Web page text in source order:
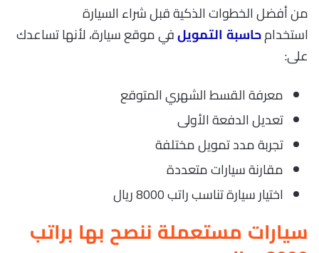
من أفضل الخطوات الذكية قبل شراء السيارة
استخدام حاسبة التمويل في موقع سيارة، لأنها تساعدك
على:
معرفة القسط الشهري المتوقع
تعديل الدفعة الأولى
تجربة مدد تمويل مختلفة
مقارنة سيارات متعددة
اختيار سيارة تناسب راتب 8000 ريال
سيارات مستعملة ننصح بها براتب